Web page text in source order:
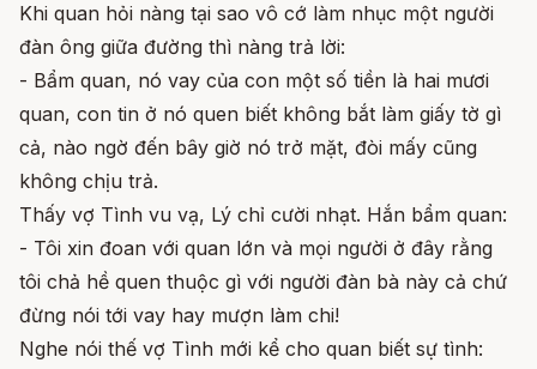
Khi quan hỏi nàng tại sao vô cớ làm nhục một người
đàn ông giữa đường thì nàng trả lời:
- Bẩm quan, nó vay của con một số tiền là hai mươi
quan, con tin ở nó quen biết không bắt làm giấy tờ gì
cả, nào ngờ đến bây giờ nó trở mặt, đòi mấy cũng
không chịu trả.
Thấy vợ Tình vu vạ, Lý chỉ cười nhạt. Hắn bẩm quan:
- Tôi xin đoan với quan lớn và mọi người ở đây rằng
tôi chả hề quen thuộc gì với người đàn bà này cả chứ
đừng nói tới vay hay mượn làm chi!
Nghe nói thế vợ Tình mới kể cho quan biết sự tình: